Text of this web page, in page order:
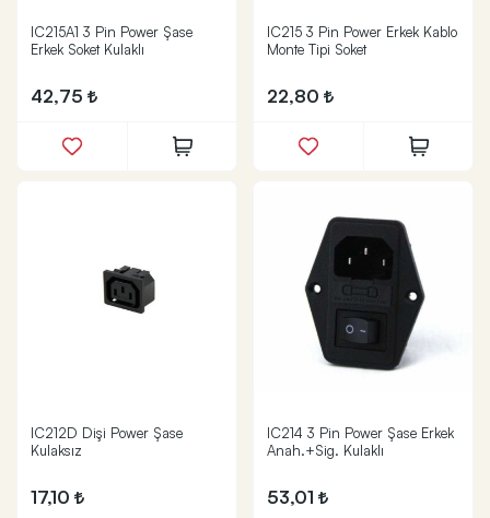
IC215A1 3 Pin Power Şase
Erkek Soket Kulaklı
42,75
IC215 3 Pin Power Erkek Kablo
Monte Tipi Soket
22,80
IC212D Dişi Power Şase
Kulaksız
17,10
IC214 3 Pin Power Şase Erkek
Anah.+Sig. Kulaklı
53,01